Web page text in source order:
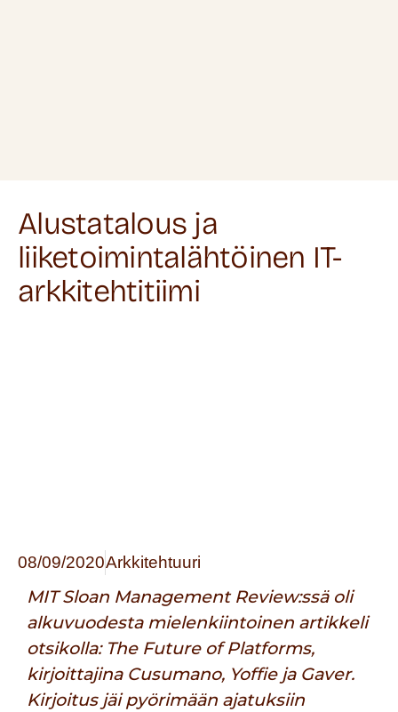
Alustatalous ja
liiketoimintalähtöinen IT-
arkkitehtitiimi
08/09/2020Arkkitehtuuri
MIT Sloan Management Review:ssä oli
alkuvuodesta mielenkiintoinen artikkeli
otsikolla: The Future of Platforms,
kirjoittajina Cusumano, Yoffieja Gaver.
Kirjoitus jäi pyörimään ajatuksiin